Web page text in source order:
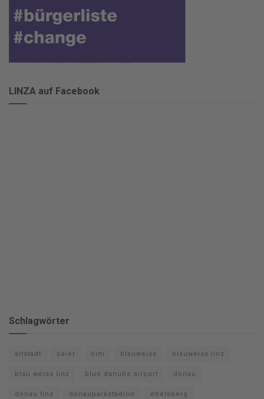
LINZA auf Facebook
Schlagwörter
altstadt baier bim blauweiss blauweiss linz
blau weiss linz blue danube airport donau
donau linz donauparkstadion ebelsberg